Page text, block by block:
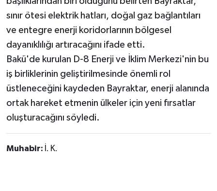
sınır ötesi elektrik hatları, doğal gaz bağlantıları
ve entegre enerji koridorlarının bölgesel
dayanıklılığı artıracağını ifade etti.
Bakü'de kurulan D-8 Enerji ve İklim Merkezi'nin bu
iş birliklerinin geliştirilmesinde önemli rol
üstleneceğini kaydeden Bayraktar, enerji alanında
ortak hareket etmenin ülkeler için yeni fırsatlar
oluşturacağını söyledi.
Muhabir: İ. K.